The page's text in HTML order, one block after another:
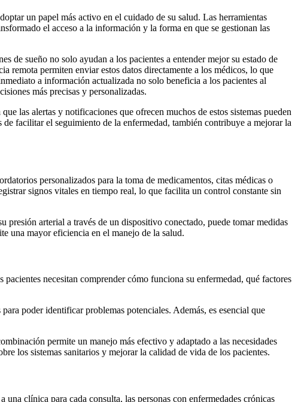
un papel más activo en el cuidado de su salud. Las herramientas
el acceso a la información y la forma en que se gestionan las
de sueño no solo ayudan a los pacientes a entender mejor su estado de
remota permiten enviar estos datos directamente a los médicos, lo que
a información actualizada no solo beneficia a los pacientes al
más precisas y personalizadas.
las alertas y notificaciones que ofrecen muchos de estos sistemas pueden
facilitar el seguimiento de la enfermedad, también contribuye a mejorar la
personalizados para la toma de medicamentos, citas médicas o
signos vitales en tiempo real, lo que facilita un control constante sin
arterial a través de un dispositivo conectado, puede tomar medidas
una mayor eficiencia en el manejo de la salud.
necesitan comprender cómo funciona su enfermedad, qué factores
poder identificar problemas potenciales. Además, es esencial que
permite un manejo más efectivo y adaptado a las necesidades
los sistemas sanitarios y mejorar la calidad de vida de los pacientes.
clínica para cada consulta, las personas con enfermedades crónicas